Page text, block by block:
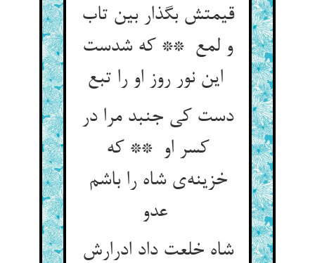
قیمتش بگذار بین تاب
و لمع ** که شدست
این نور روز او را تبع
دست کی جنبد مرا در
کسر او ** که
خزینه‌ی شاه را باشم
شاه خلعت داد ادرارش